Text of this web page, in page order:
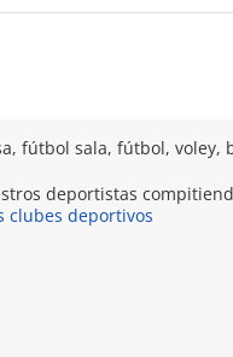
fútbol sala, fútbol, voley,
deportistas
clubes deportivos